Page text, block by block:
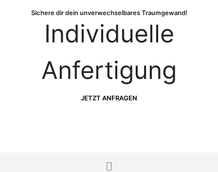
Sichere dir dein unverwechselbares Traumgewand!
Individuelle
Anfertigung
JETZT ANFRAGEN